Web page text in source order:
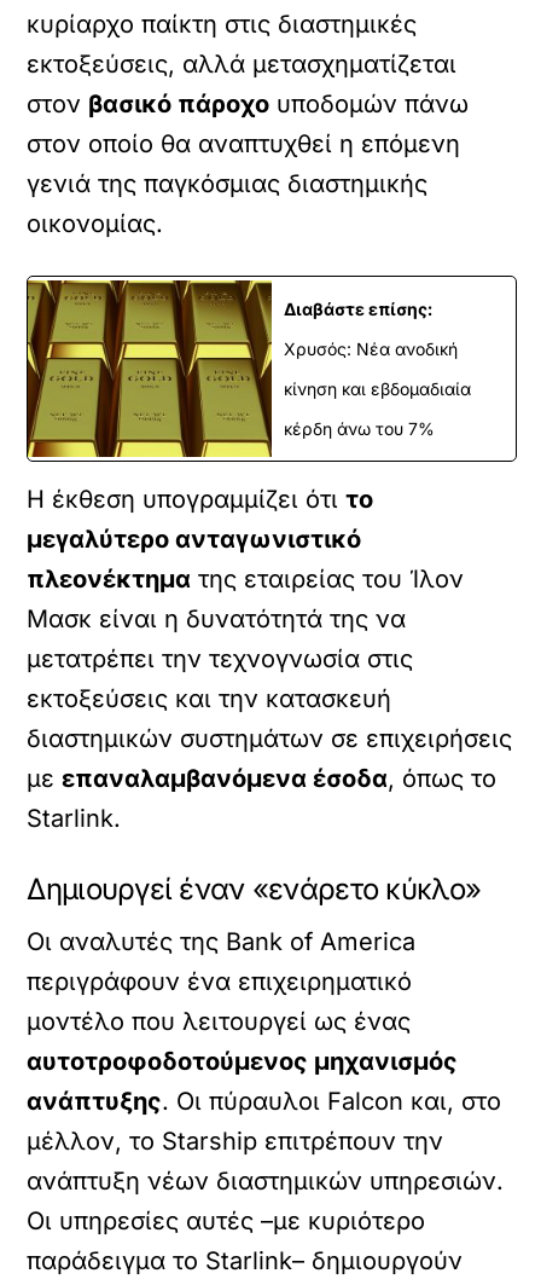
κυρίαρχο παίκτη στις διαστημικές
εκτοξεύσεις, αλλά μετασχηματίζεται
στον βασικό πάροχο υποδομών πάνω
στον οποίο θα αναπτυχθεί η επόμενη
γενιά της παγκόσμιας διαστημικής
οικονομίας.
Διαβάστε επίσης:
Χρυσός: Νέα ανοδική
κίνηση και εβδομαδιαία
κέρδη άνω του 7%
Η έκθεση υπογραμμίζει ότιτο
μεγαλύτερο ανταγωνιστικό
πλεονέκτημα της εταιρείας του Ίλον
Μασκ είναι η δυνατότητά της να
μετατρέπει την τεχνογνωσία στις
εκτοξεύσεις και την κατασκευή
διαστημικών συστημάτων σε επιχειρήσεις
μεεπαναλαμβανόμενα έσοδα, όπως το
Starlink.
Δημιουργεί έναν «ενάρετο κύκλο»
Οι αναλυτές της Bank of America
περιγράφουν ένα επιχειρηματικό
μοντέλο που λειτουργεί ως ένας
αυτοτροφοδοτούμενος μηχανισμός
ανάπτυξης. Οι πύραυλοι Falcon και, στο
μέλλον, το Starship επιτρέπουν την
ανάπτυξη νέων διαστημικών υπηρεσιών.
Οι υπηρεσίες αυτές –με κυριότερο
παράδειγμα το Starlink– δημιουργούν